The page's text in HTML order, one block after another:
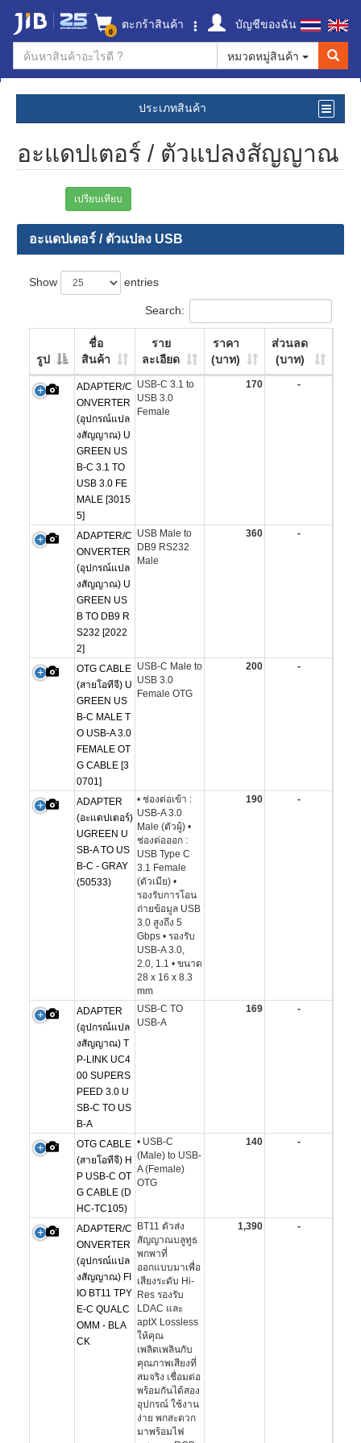
0 ตะกร้าสินค้า
บัญชีของฉัน
หมวดหมู่สินค้า
ประเภทสินค้า
อะแดปเตอร์ / ตัวแปลงสัญญาณ
เปรียบเทียบ
อะแดปเตอร์ / ตัวแปลง USB
Show entries
Search:
รูป
ชื่อ
สินค้า
ราย
ละเอียด
ราคา
(บาท)
ส่วนลด
(บาท)
ADAPTER/C
ONVERTER
(อุปกรณ์แปล
งสัญญาณ) U
GREEN US
B-C 3.1 TO
USB 3.0 FE
MALE [3015
5]
USB-C 3.1 to
USB 3.0
Female
170 -
ADAPTER/C
ONVERTER
(อุปกรณ์แปล
งสัญญาณ) U
GREEN US
B TO DB9 R
S232 [2022
2]
USB Male to
DB9 RS232
Male
360 -
OTG CABLE
(สายโอทีจี) U
GREEN US
B-C MALE T
O USB-A 3.0
FEMALE OT
G CABLE [3
0701]
USB-C Male to
USB 3.0
Female OTG
200 -
ADAPTER
(อะแดปเตอร์)
UGREEN U
SB-A TO US
B-C - GRAY
(50533)
• ช่องต่อเข้า :
USB-A 3.0
Male (ตัวผู้) •
ช่องต่อออก :
USB Type C
3.1 Female
(ตัวเมีย) •
รองรับการโอน
ถ่ายข้อมูล USB
3.0 สูงถึง 5
Gbps • รองรับ
USB-A 3.0,
2.0, 1.1 • ขนาด
28 x 16 x 8.3
mm
190 -
ADAPTER
(อุปกรณ์แปล
งสัญญาณ) T
P-LINK UC4
00 SUPERS
PEED 3.0 U
SB-C TO US
B-A
USB-C TO
USB-A
169 -
OTG CABLE
(สายโอทีจี) H
P USB-C OT
G CABLE (D
HC-TC105)
• USB-C
(Male) to USB-
A (Female)
OTG
140 -
ADAPTER/C
ONVERTER
(อุปกรณ์แปล
งสัญญาณ) FI
IO BT11 TPY
E-C QUALC
OMM - BLA
CK
BT11 ตัวส่ง
สัญญาณบลูทูธ
พกพาที่
ออกแบบมาเพื่อ
เสียงระดับ Hi-
Res รองรับ
LDAC และ
aptX Lossless
ให้คุณ
เพลิดเพลินกับ
คุณภาพเสียงที่
สมจริง เชื่อมต่อ
พร้อมกันได้สอง
อุปกรณ์ ใช้งาน
ง่าย พกสะดวก
มาพร้อมไฟ
1,390 -